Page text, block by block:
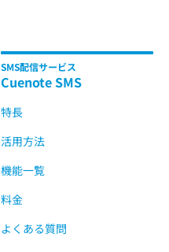
SMS配信サービス
Cuenote SMS
特長
活用方法
機能一覧
料金
よくある質問